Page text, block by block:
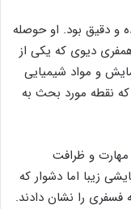
و دقیق بود. او حوصله
دیوی که یکی از
و مواد شیمیایی
نقطه مورد بحث به
مهارت و ظرافت
زیبا اما دشوار که
فسفری را نشان دادند.